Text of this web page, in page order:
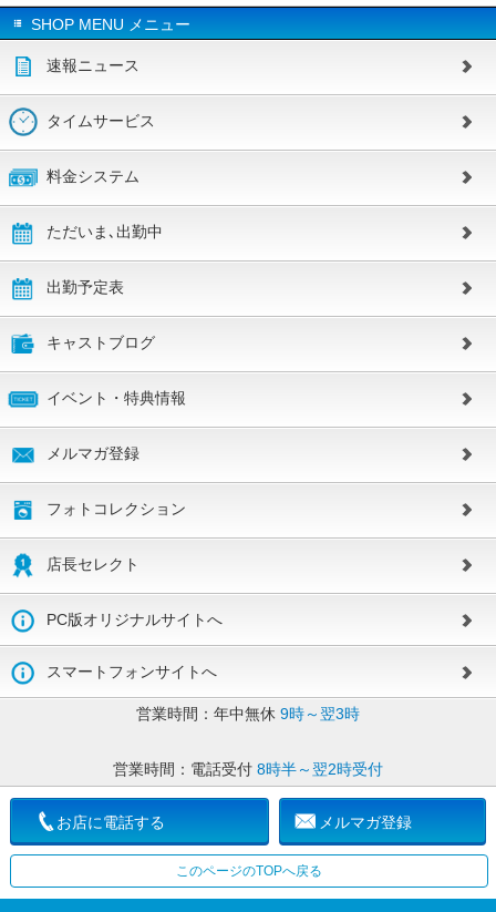
SHOP MENU メニュー
速報ニュース
タイムサービス
料金システム
ただいま､出勤中
出勤予定表
キャストブログ
イベント・特典情報
メルマガ登録
フォトコレクション
店長セレクト
PC版オリジナルサイトへ
スマートフォンサイトへ
営業時間： 年中無休 9時～翌3時
営業時間： 電話受付 8時半～翌2時受付
お店に電話する メルマガ登録
このページのTOPへ戻る